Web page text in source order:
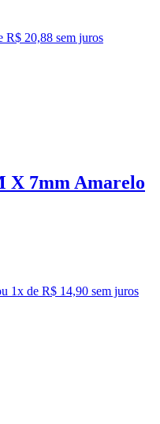
R$ 20,88 sem juros
X 7mm Amarelo
1x de R$ 14,90 sem juros